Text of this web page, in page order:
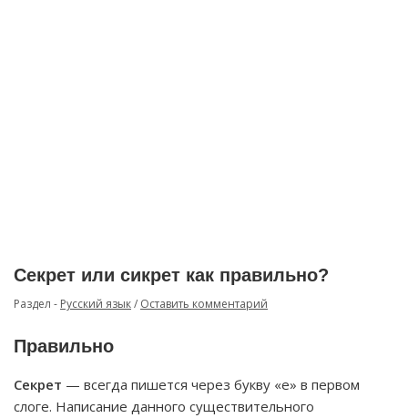
Секрет или сикрет как правильно?
Раздел - Русский язык/ Оставить комментарий
Правильно
Секрет — всегда пишется через букву «е» в первом
слоге. Написание данного существительного